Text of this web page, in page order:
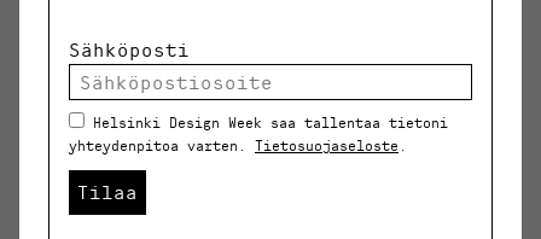
Sähköposti
Helsinki Design Week saa tallentaa tietoni
yhteydenpitoa varten. Tietosuojaseloste
Tilaa